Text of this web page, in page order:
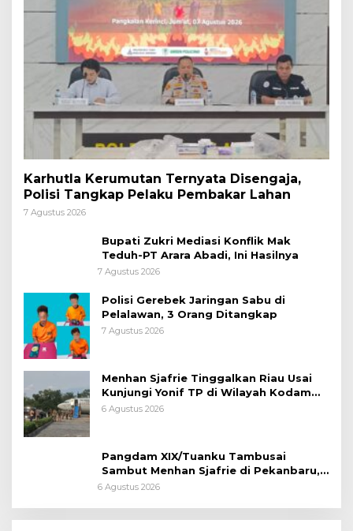
Karhutla Kerumutan Ternyata Disengaja,
Polisi Tangkap Pelaku Pembakar Lahan
7 Agustus 2026
Bupati Zukri Mediasi Konflik Mak
Teduh-PT Arara Abadi, Ini Hasilnya
7 Agustus 2026
Polisi Gerebek Jaringan Sabu di
Pelalawan, 3 Orang Ditangkap
7 Agustus 2026
Menhan Sjafrie Tinggalkan Riau Usai
Kunjungi Yonif TP di Wilayah Kodam
XIX/Tuanku Tambusai
6 Agustus 2026
Pangdam XIX/Tuanku Tambusai
Sambut Menhan Sjafrie di Pekanbaru,
Ada Agenda Penting
6 Agustus 2026